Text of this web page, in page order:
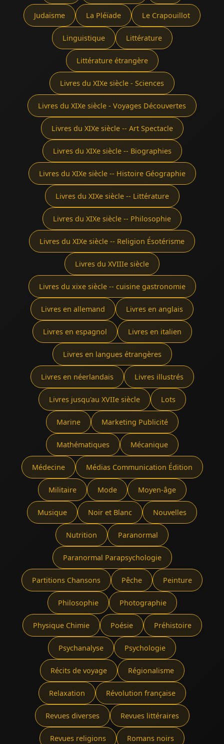
Judaïsme La Pléïade Le Crapouillot
Linguistique Littérature
Littérature étrangère
Livres du XIXe siècle - Sciences
Livres du XIXe siècle - Voyages Découvertes
Livres du XIXe siècle -- Art Spectacle
Livres du XIXe siècle -- Biographies
Livres du XIXe siècle -- Histoire Géographie
Livres du XIXe siècle -- Littérature
Livres du XIXe siècle -- Philosophie
Livres du XIXe siècle -- Religion Ésotérisme
Livres du XVIIIe siècle
Livres du xixe siècle -- cuisine gastronomie
Livres en allemand Livres en anglais
Livres en espagnol Livres en italien
Livres en langues étrangères
Livres en néerlandais Livres illustrés
Livres jusqu'au XVIIe siècle Lots
Marine Marketing Publicité
Mathématiques Mécanique
Médecine Médias Communication Édition
Militaire Mode Moyen-âge
Musique Noir et Blanc Nouvelles
Nutrition Paranormal
Paranormal Parapsychologie
Partitions Chansons Pêche Peinture
Philosophie Photographie
Physique Chimie Poésie Préhistoire
Psychanalyse Psychologie
Récits de voyage Régionalisme
Relaxation Révolution française
Revues diverses Revues littéraires
Revues religions Romans noirs